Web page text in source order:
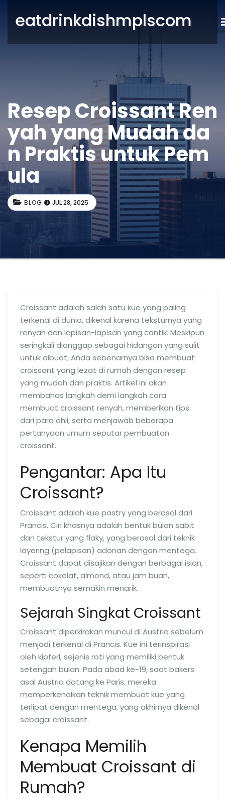
eatdrinkdishmplscom
Resep Croissant Ren
yah yang Mudah da
n Praktis untuk Pem
ula
BLOG JUL 28, 2025
Croissant adalah salah satu kue yang paling
terkenal di dunia, dikenal karena teksturnya yang
renyah dan lapisan-lapisan yang cantik. Meskipun
seringkali dianggap sebagai hidangan yang sulit
untuk dibuat, Anda sebenarnya bisa membuat
croissant yang lezat di rumah dengan resep
yang mudah dan praktis. Artikel ini akan
membahas langkah demi langkah cara
membuat croissant renyah, memberikan tips
dari para ahli, serta menjawab beberapa
pertanyaan umum seputar pembuatan
croissant.
Pengantar: Apa Itu
Croissant?
Croissant adalah kue pastry yang berasal dari
Prancis. Ciri khasnya adalah bentuk bulan sabit
dan tekstur yang flaky, yang berasal dari teknik
layering (pelapisan) adonan dengan mentega.
Croissant dapat disajikan dengan berbagai isian,
seperti cokelat, almond, atau jam buah,
membuatnya semakin menarik.
Sejarah Singkat Croissant
Croissant diperkirakan muncul di Austria sebelum
menjadi terkenal di Prancis. Kue ini terinspirasi
oleh kipferl, sejenis roti yang memiliki bentuk
setengah bulan. Pada abad ke-19, saat bakers
asal Austria datang ke Paris, mereka
memperkenalkan teknik membuat kue yang
terlipat dengan mentega, yang akhirnya dikenal
sebagai croissant.
Kenapa Memilih
Membuat Croissant di
Rumah?